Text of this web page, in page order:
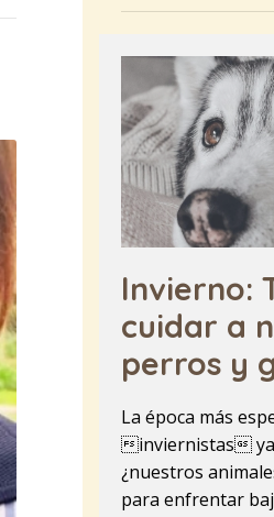
Invierno:
cuidar a
perros y
La época más
inviernistas ya
¿nuestros
para enfrentar